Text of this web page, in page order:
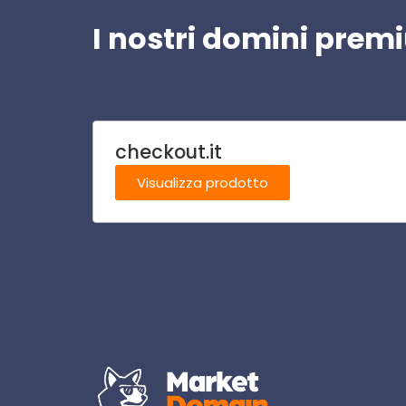
I nostri domini
checkout.it
Visualizza prodotto